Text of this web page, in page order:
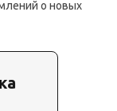
о новых